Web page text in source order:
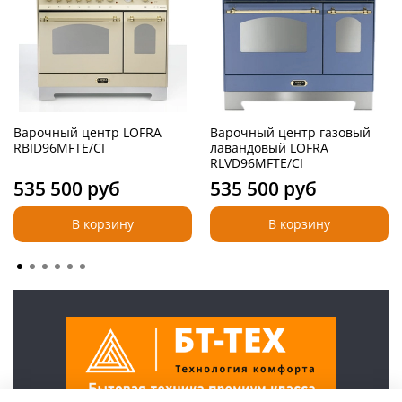
Мощность грилей: 2,4 кВт
Напряжение: 220-240 Вт
Варочный центр LOFRA
RBID96MFTE/CI
535 500 руб
В корзину
Варочный центр газовый
лавандовый LOFRA
RLVD96MFTE/CI
535 500 руб
В корзину